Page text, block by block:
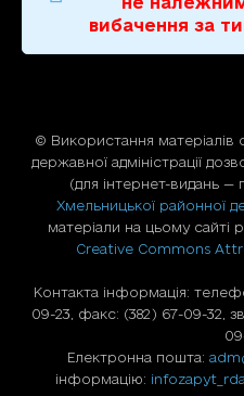
вибачення за
© Використання матерiалiв
державної адміністрації
(для iнтернет-видань —
Хмельницької районної
матеріали на цьому сайті
Creative Commons
Контакта інформація:
09-23, факс: (382) 67-09-32,
Електронна пошта:
інформацію: